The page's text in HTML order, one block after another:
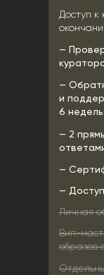
Доступ к
—
—
и
6 недель
— 2
—
—
Личная
Вип-
образов